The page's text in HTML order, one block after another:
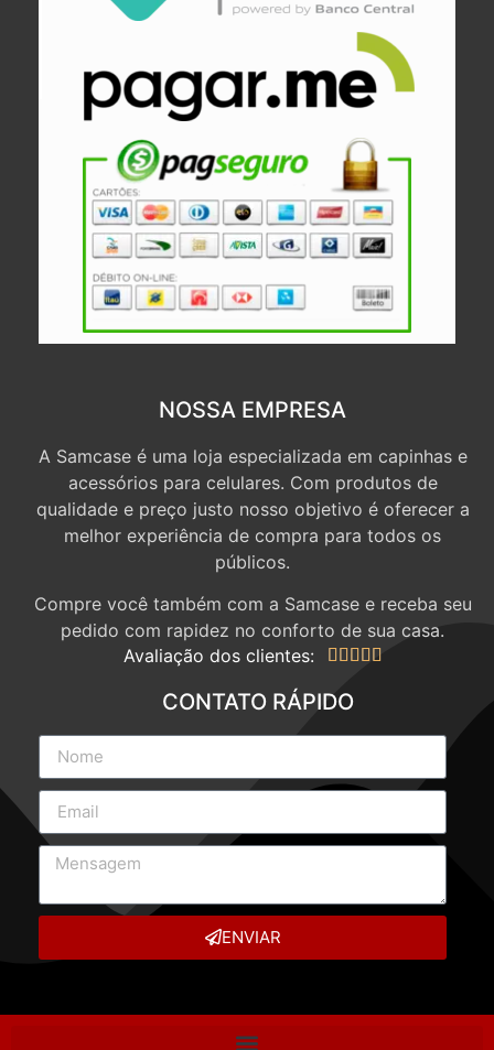
NOSSA EMPRESA
A Samcase é uma loja especializada em capinhas e
acessórios para celulares. Com produtos de
qualidade e preço justo nosso objetivo é oferecer a
melhor experiência de compra para todos os
públicos.
Compre você também com a Samcase e receba seu
pedido com rapidez no conforto de sua casa.
Avaliação dos clientes:
    
CONTATO RÁPIDO
ENVIAR